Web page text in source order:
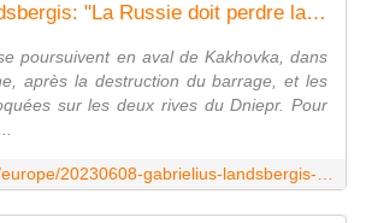
Gabrielius Landsbergis: "La Russie doit perdre la guerre et l'Ukraine doit la gagner"
poursuivent en aval de Kakhovka, dans
après la destruction du barrage, et les
sur les deux rives du Dniepr. Pour